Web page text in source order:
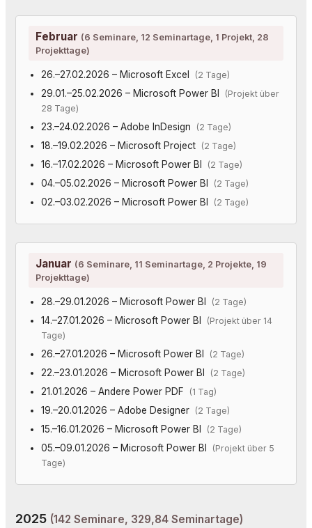
Februar (6 Seminare, 12 Seminartage, 1 Projekt, 28
Projekttage)
26.–27.02.2026 – Microsoft Excel (2 Tage)
29.01.–25.02.2026 – Microsoft Power BI
(Projekt über
28 Tage)
23.–24.02.2026 – Adobe InDesign (2 Tage)
18.–19.02.2026 – Microsoft Project (2 Tage)
16.–17.02.2026 – Microsoft Power BI (2 Tage)
04.–05.02.2026 – Microsoft Power BI (2 Tage)
02.–03.02.2026 – Microsoft Power BI (2 Tage)
Januar (6 Seminare, 11 Seminartage, 2 Projekte, 19
Projekttage)
28.–29.01.2026 – Microsoft Power BI (2 Tage)
14.–27.01.2026 – Microsoft Power BI
(Projekt über 14
Tage)
26.–27.01.2026 – Microsoft Power BI (2 Tage)
22.–23.01.2026 – Microsoft Power BI (2 Tage)
21.01.2026 – Andere Power PDF (1 Tag)
19.–20.01.2026 – Adobe Designer (2 Tage)
15.–16.01.2026 – Microsoft Power BI (2 Tage)
05.–09.01.2026 – Microsoft Power BI
(Projekt über 5
Tage)
2025 (142 Seminare, 329,84 Seminartage)